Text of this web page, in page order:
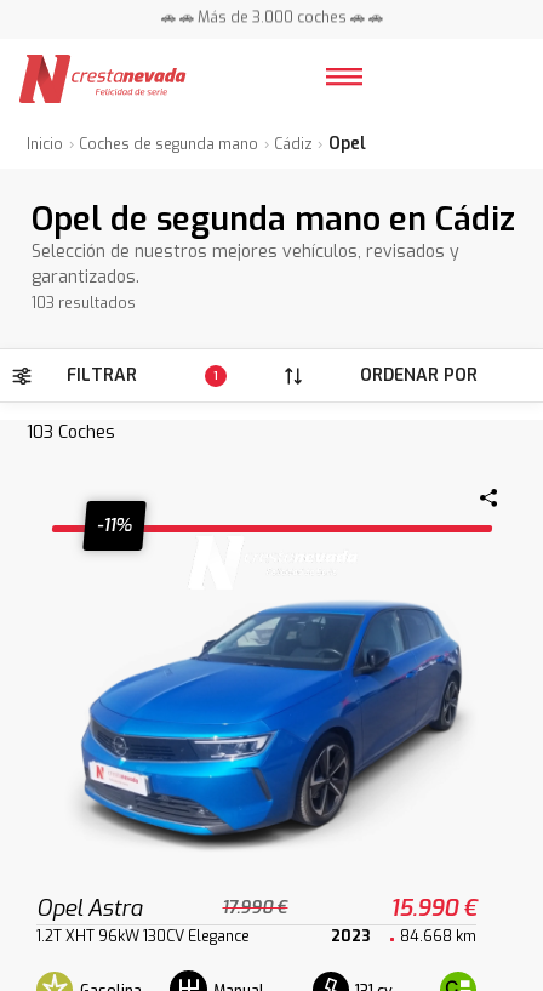
📍 Centros en toda España ⭐
📍 Centros en toda España ⭐
Inicio Coches de segunda mano Cádiz Opel
Opel de segunda mano en Cádiz
Selección de nuestros mejores vehículos, revisados y
garantizados.
103 resultados
FILTRAR 1 ORDENAR POR
103 Coches
-11%
Opel Astra 17.990 € 15.990 €
1.2T XHT 96kW 130CV Elegance 2023 84.668 km